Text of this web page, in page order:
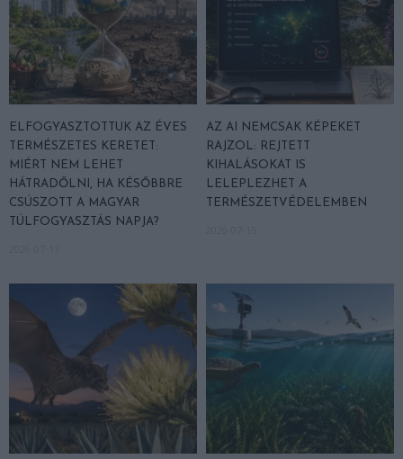
ELFOGYASZTOTTUK AZ ÉVES
TERMÉSZETES KERETET:
MIÉRT NEM LEHET
HÁTRADŐLNI, HA KÉSŐBBRE
CSÚSZOTT A MAGYAR
TÚLFOGYASZTÁS NAPJA?
AZ AI NEMCSAK KÉPEKET
RAJZOL: REJTETT
KIHALÁSOKAT IS
LELEPLEZHET A
TERMÉSZETVÉDELEMBEN